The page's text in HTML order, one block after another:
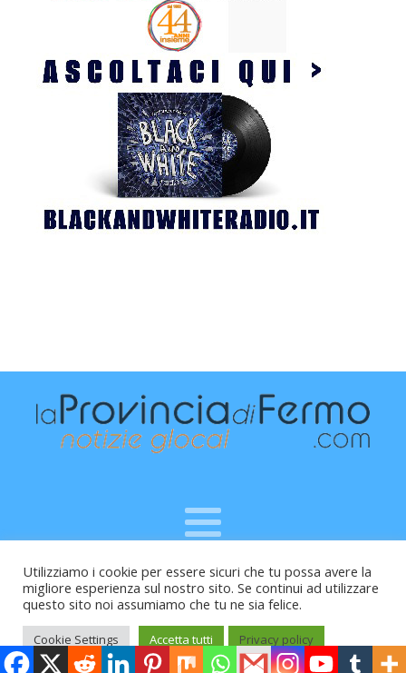
Raffaele Vitali - via Leopardi 10 - 61121 Pesaro (PU) -
Cod.Fisc VTLRFL77B02L500Y - Testata giornalistica, aut.
Trib.Fermo n.04/2010 del 05/08/2010
Utilizziamo i cookie per essere sicuri che tu possa avere la
migliore esperienza sul nostro sito. Se continui ad utilizzare
questo sito noi assumiamo che tu ne sia felice.
Cookie Settings Accetta tutti Privacy policy